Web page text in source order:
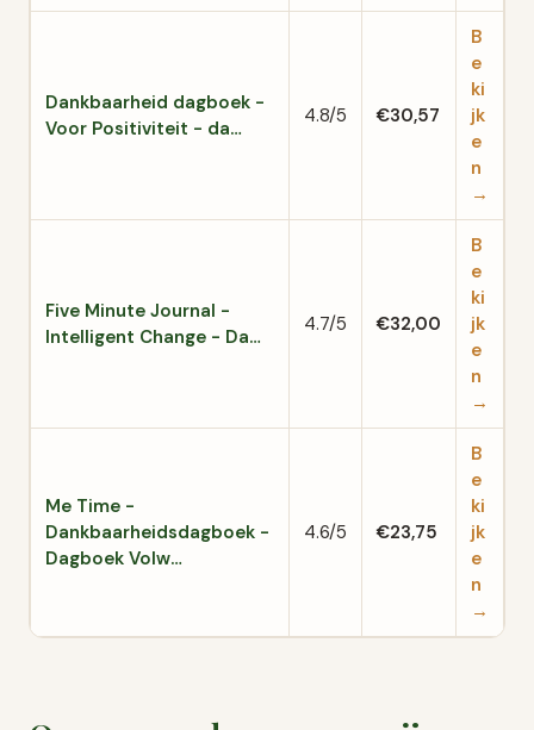
Dankbaarheid dagboek -
Voor Positiviteit - da…
4.8/5 €30,57
B
e
ki
jk
e
n
→
Five Minute Journal -
Intelligent Change - Da…
4.7/5 €32,00
B
e
ki
jk
e
n
→
Me Time -
Dankbaarheidsdagboek -
Dagboek Volw…
4.6/5 €23,75
B
e
ki
jk
e
n
→